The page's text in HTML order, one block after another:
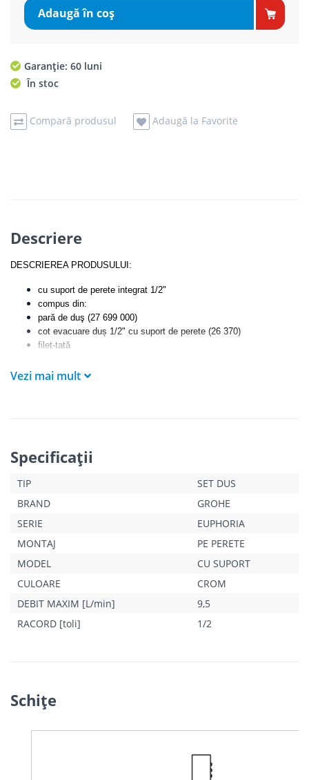
Adaugă în coş
Garanție: 60 luni
În stoc
Compară produsul Adaugă la Favorite
Descriere
DESCRIEREA PRODUSULUI:
cu suport de perete integrat 1/2"
compus din:
pară de duş (27 699 000)
cot evacuare duș 1/2" cu suport de perete (26 370)
filet-tată
furtun de duş Silverflex 1.250 mm (28 388)
funcţiaTwistfree
răsucirii furtunului
Vezi mai mult
Specificaţii
TIP
SET DUS
BRAND
GROHE
SERIE
EUPHORIA
MONTAJ
PE PERETE
MODEL
CU SUPORT
CULOARE
CROM
DEBIT MAXIM [L/min]
9,5
RACORD [toli]
1/2
Schiţe